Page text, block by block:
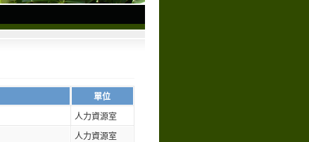
單位
人力資源室
人力資源室